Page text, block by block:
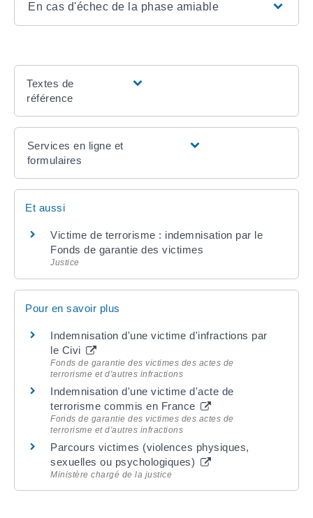
En cas d'échec de la phase amiable
Textes de
référence
Services en ligne et
formulaires
Et aussi
Victime de terrorisme : indemnisation par le
Fonds de garantie des victimes
Justice
Pour en savoir plus
Indemnisation d'une victime d'infractions par
le Civi
Fonds de garantie des victimes des actes de
terrorisme et d'autres infractions
Indemnisation d'une victime d'acte de
terrorisme commis en France
Fonds de garantie des victimes des actes de
terrorisme et d'autres infractions
Parcours victimes (violences physiques,
sexuelles ou psychologiques)
Ministère chargé de la justice